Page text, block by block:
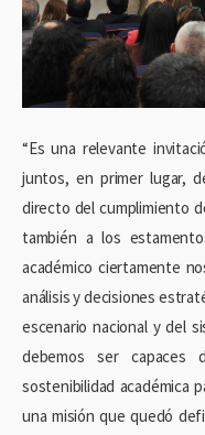
“Es una relevante
juntos, en primer lugar,
directo del cumplimiento
también a los
académico ciertamente
análisis y decisiones
escenario nacional y del
debemos ser capaces
sostenibilidad académica
una misión que quedó